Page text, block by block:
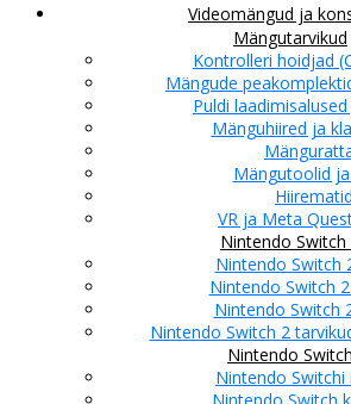
Videomängud ja
Mängutarvikud
Kontrolleri hoidjad
Mängude
Puldi
Mänguhiired ja
Mängutoolid
Hiirematid
VR ja Meta
Nintendo Switch
Nintendo Switch
Nintendo Switch
Nintendo Switch
Nintendo Switch 2
Nintendo Switch
Nintendo Switchi
Nintendo Switch